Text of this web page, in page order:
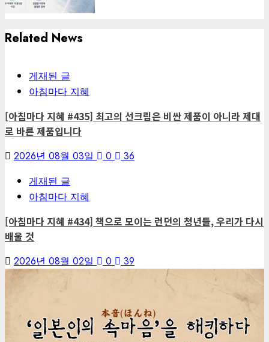
Related News
게재된 글
아침마다 지혜
[아침마다 지혜 #435] 최고의 선크림은 비싼 제품이 아니라 제대
로 바른 제품입니다
2026년 08월 03일 0
36
게재된 글
아침마다 지혜
[아침마다 지혜 #434] 책으로 모이는 런던의 청년들, 우리가 다시
배울 것
2026년 08월 02일 0 39